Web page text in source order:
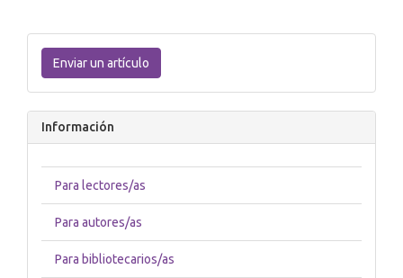
un
artículo
Enviar un artículo
Información
Para lectores/as
Para autores/as
Para bibliotecarios/as